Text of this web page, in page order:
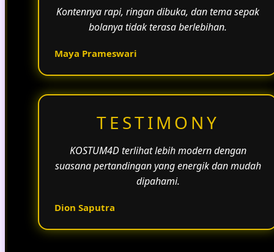
Kontennya rapi, ringan dibuka, dan tema sepak
bolanya tidak terasa berlebihan.
Maya Prameswari
TESTIMONY
KOSTUM4D terlihat lebih modern dengan
suasana pertandingan yang energik dan mudah
dipahami.
Dion Saputra